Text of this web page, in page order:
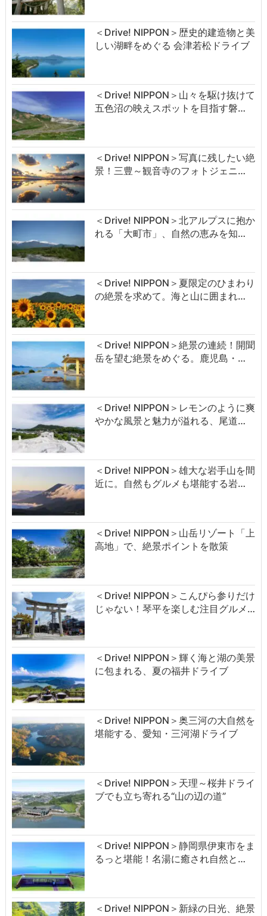
＜Drive! NIPPON＞歴史的建造物と美
しい湖畔をめぐる 会津若松ドライブ
＜Drive! NIPPON＞山々を駆け抜けて
五色沼の映えスポットを目指す磐…
＜Drive! NIPPON＞写真に残したい絶
景！三豊～観音寺のフォトジェニ…
＜Drive! NIPPON＞北アルプスに抱か
れる「大町市」、自然の恵みを知…
＜Drive! NIPPON＞夏限定のひまわり
の絶景を求めて。海と山に囲まれ…
＜Drive! NIPPON＞絶景の連続！開聞
岳を望む絶景をめぐる。鹿児島・…
＜Drive! NIPPON＞レモンのように爽
やかな風景と魅力が溢れる、尾道…
＜Drive! NIPPON＞雄大な岩手山を間
近に。自然もグルメも堪能する岩…
＜Drive! NIPPON＞山岳リゾート「上
高地」で、絶景ポイントを散策
＜Drive! NIPPON＞こんぴら参りだけ
じゃない！琴平を楽しむ注目グルメ…
＜Drive! NIPPON＞輝く海と湖の美景
に包まれる、夏の福井ドライブ
＜Drive! NIPPON＞奥三河の大自然を
堪能する、愛知・三河湖ドライブ
＜Drive! NIPPON＞天理～桜井ドライ
ブでも立ち寄れる“山の辺の道”
＜Drive! NIPPON＞静岡県伊東市をま
るっと堪能！名湯に癒され自然と…
＜Drive! NIPPON＞新緑の日光、絶景